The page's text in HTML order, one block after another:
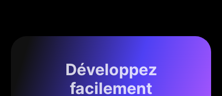
Développez
facilement